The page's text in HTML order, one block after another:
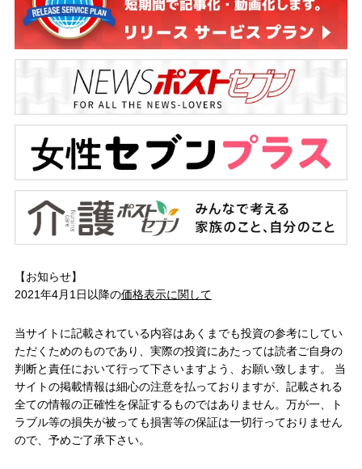
【お知らせ】
2021年4月1日以降の価格表示に関して
当サイトに記載されている内容はあくまでも投資の参考にしてい
ただくためのものであり、実際の投資にあたっては読者ご自身の
判断と責任において行って下さいますよう、お願い致します。 当
サイトの掲載情報は細心の注意を払っておりますが、記載される
全ての情報の正確性を保証するものではありません。万が一、ト
ラブル等の損失が被っても損害等の保証は一切行っておりません
ので、予めご了承下さい。